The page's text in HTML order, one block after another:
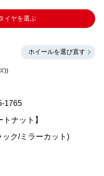
イヤを選ぶ
ホイールを選び直す
))
1765
ナット】
ク/ミラーカット)